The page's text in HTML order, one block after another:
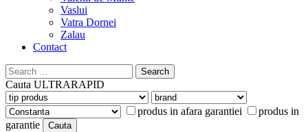
Vaslui
Vatra Dornei
Zalau
Contact
Search
for:
Cauta ULTRARAPID
produs in afara garantiei
produs in
garantie